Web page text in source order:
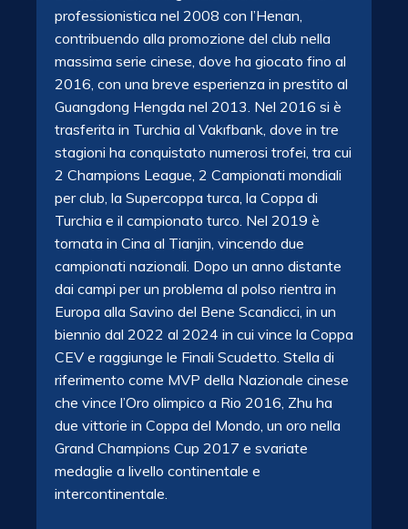
professionistica nel 2008 con l’Henan,
contribuendo alla promozione del club nella
massima serie cinese, dove ha giocato fino al
2016, con una breve esperienza in prestito al
Guangdong Hengda nel 2013. Nel 2016 si è
trasferita in Turchia al Vakıfbank, dove in tre
stagioni ha conquistato numerosi trofei, tra cui
2 Champions League, 2 Campionati mondiali
per club, la Supercoppa turca, la Coppa di
Turchia e il campionato turco. Nel 2019 è
tornata in Cina al Tianjin, vincendo due
campionati nazionali. Dopo un anno distante
dai campi per un problema al polso rientra in
Europa alla Savino del Bene Scandicci, in un
biennio dal 2022 al 2024 in cui vince la Coppa
CEV e raggiunge le Finali Scudetto. Stella di
riferimento come MVP della Nazionale cinese
che vince l’Oro olimpico a Rio 2016, Zhu ha
due vittorie in Coppa del Mondo, un oro nella
Grand Champions Cup 2017 e svariate
medaglie a livello continentale e
intercontinentale.